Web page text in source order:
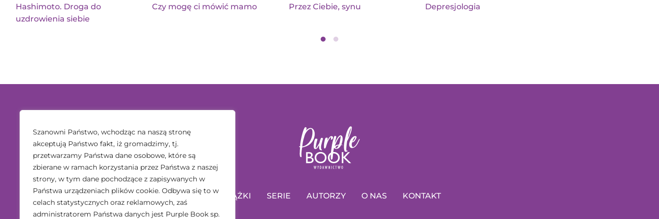
Szanowni Państwo, wchodząc na naszą stronę
akceptują Państwo fakt, iż gromadzimy, tj.
przetwarzamy Państwa dane osobowe, które są
zbierane w ramach korzystania przez Państwa z naszej
strony, w tym dane pochodzące z zapisywanych w
Państwa urządzeniach plików cookie. Odbywa się to w
celach statystycznych oraz reklamowych, zaś
administratorem Państwa danych jest Purple Book sp.
Hashimoto. Droga do
uzdrowienia siebie
Czy mogę ci mówić mamo Przez Ciebie, synu Depresjologia
KSIĄŻKI SERIE AUTORZY O NAS KONTAKT